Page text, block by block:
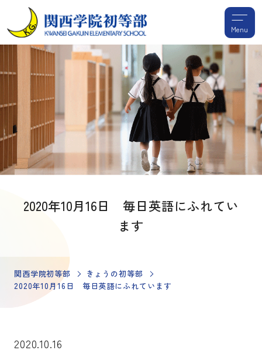
Menu
2020年10月16日 毎日英語にふれてい
ます
関西学院初等部
きょうの初等部
2020年10月16日 毎日英語にふれています
2020.10.16